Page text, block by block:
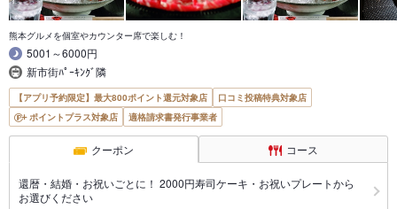
熊本グルメを個室やカウンター席で楽しむ！
5001～6000円
新市街ﾊﾟｰｷﾝｸﾞ隣
【アプリ予約限定】最大800ポイント還元対象店
口コミ投稿特典対象店
ポイントプラス対象店
適格請求書発行事業者
クーポン コース
還暦・結婚・お祝いごとに！ 2000円寿司ケーキ・お祝いプレートから
お選びください